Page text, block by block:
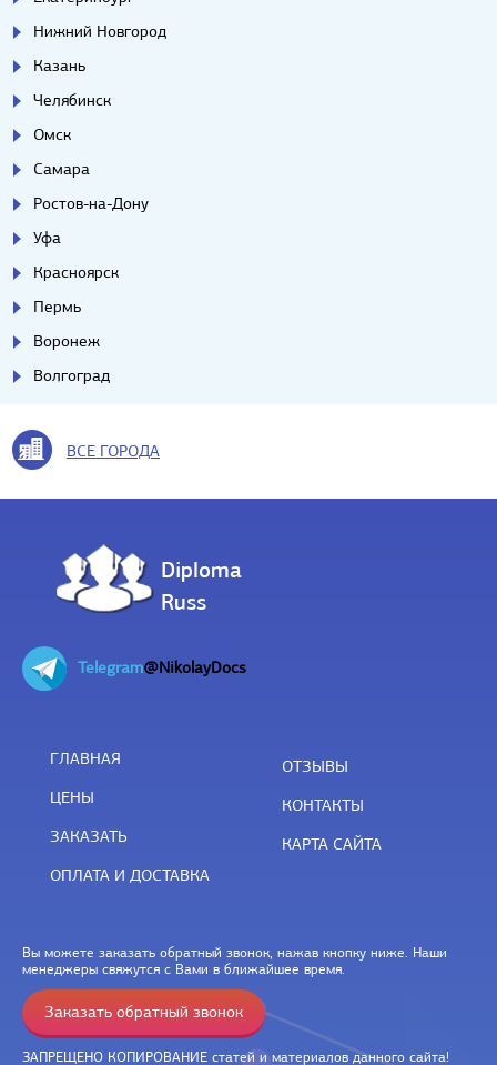
Нижний Новгород
Казань
Челябинск
Омск
Самара
Ростов-на-Дону
Уфа
Красноярск
Пермь
Воронеж
Волгоград
ВСЕ ГОРОДА
Diploma
Russ
Telegram@NikolayDocs
ГЛАВНАЯ
ЦЕНЫ
ЗАКАЗАТЬ
ОПЛАТА И ДОСТАВКА
ОТЗЫВЫ
КОНТАКТЫ
КАРТА САЙТА
Вы можете заказать обратный звонок, нажав кнопку ниже. Наши
менеджеры свяжутся с Вами в ближайшее время.
Заказать обратный звонок
ЗАПРЕЩЕНО КОПИРОВАНИЕ статей и материалов данного сайта!